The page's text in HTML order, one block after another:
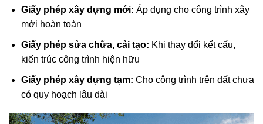
Giấy phép xây dựng mới: Áp dụng cho công trình xây
mới hoàn toàn
Giấy phép sửa chữa, cải tạo: Khi thay đổi kết cấu,
kiến trúc công trình hiện hữu
Giấy phép xây dựng tạm: Cho công trình trên đất chưa
có quy hoạch lâu dài